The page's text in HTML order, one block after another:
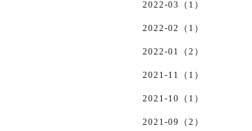
2022-03（1）
2022-02（1）
2022-01（2）
2021-11（1）
2021-10（1）
2021-09（2）